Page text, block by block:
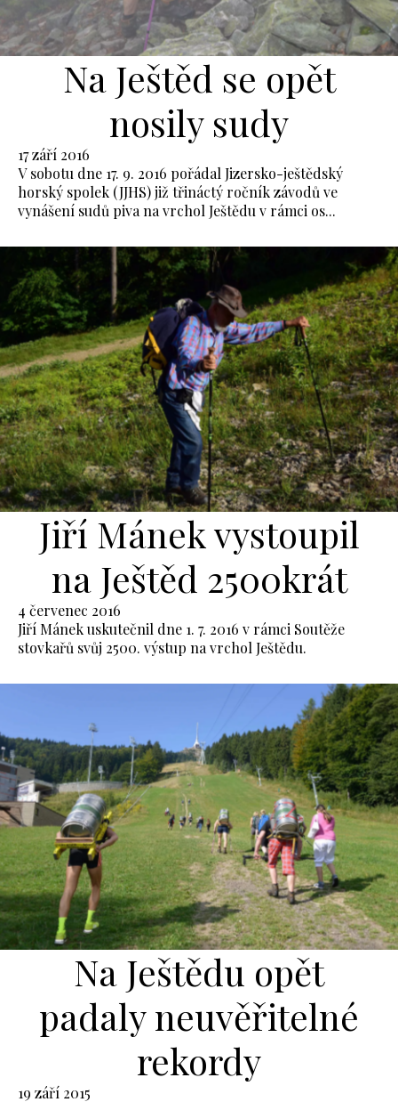
Na Ještěd se opět
nosily sudy
17 září 2016
V sobotu dne 17. 9. 2016 pořádal Jizersko-ještědský
horský spolek (JJHS) již třináctý ročník závodů ve
vynášení sudů piva na vrchol Ještědu v rámci os...
Jiří Mánek vystoupil
na Ještěd 2500krát
4 červenec 2016
Jiří Mánek uskutečnil dne 1. 7. 2016 v rámci Soutěže
stovkařů svůj 2500. výstup na vrchol Ještědu.
Na Ještědu opět
padaly neuvěřitelné
rekordy
19 září 2015